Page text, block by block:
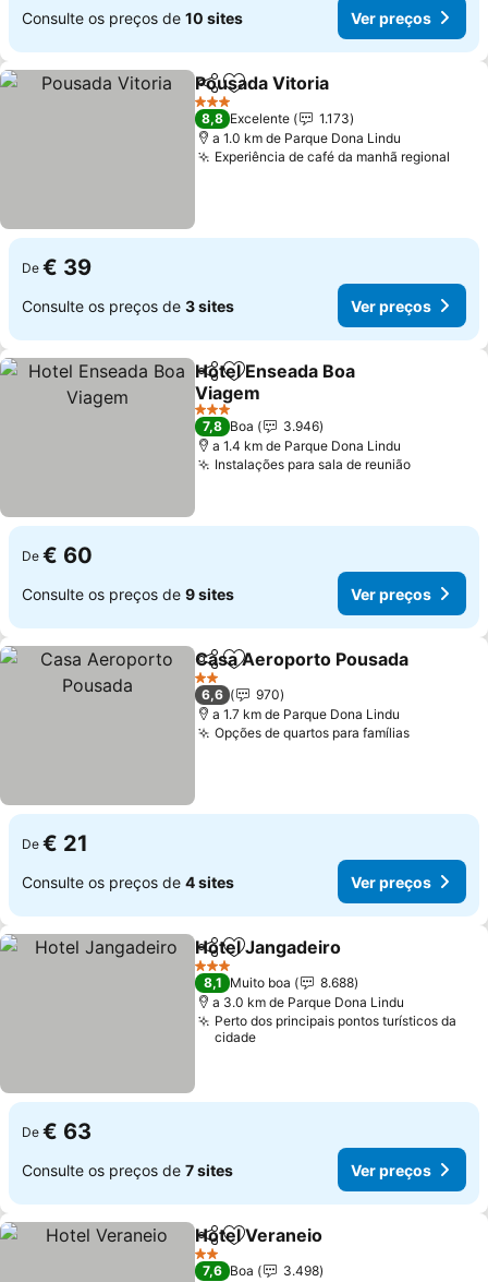
Consulte os preços de 10 sites Ver preços
PartilharAdicionar aos favoritos
Pousada Vitoria
3 Estrelas
8,8 Excelente
1.173
a 1.0 km de Parque Dona Lindu
Experiência de café da manhã regional
De € 39
Consulte os preços de 3 sites Ver preços
PartilharAdicionar aos favoritos
Hotel Enseada Boa
Viagem
Ver preços
3 Estrelas
7,8 Boa
3.946
a 1.4 km de Parque Dona Lindu
Instalações para sala de reuniãoVer
De € 60
Consulte os preços de 9 sites Ver preços
PartilharAdicionar aos favoritos
Casa Aeroporto Pousada
2 Estrelas
6,6
970
a 1.7 km de Parque Dona Lindu
Opções de quartos para famíliasVer
De € 21
Consulte os preços de 4 sites Ver preços
PartilharAdicionar aos favoritos
Hotel Jangadeiro
3 Estrelas
8,1 Muito boa
8.688
a 3.0 km de Parque Dona Lindu
Perto dos principais pontos turísticos da
cidade
De € 63
Consulte os preços de 7 sites Ver preços
PartilharAdicionar aos favoritos
Hotel Veraneio
2 Estrelas
7,6 Boa
3.498